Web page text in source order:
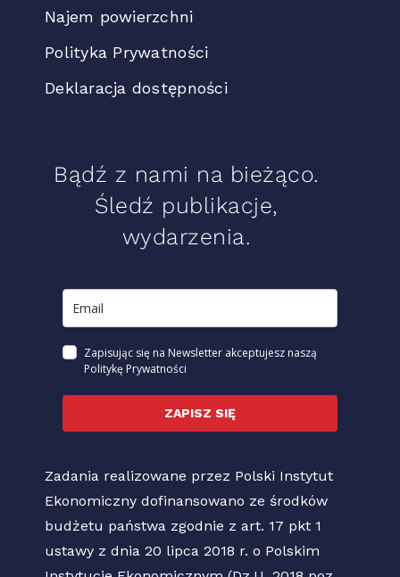
Najem powierzchni
Polityka Prywatności
Deklaracja dostępności
Bądź z nami na bieżąco.
Śledź publikacje,
wydarzenia.
Zapisując się na Newsletter akceptujesz naszą
Politykę Prywatności
ZAPISZ SIĘ
Zadania realizowane przez Polski Instytut
Ekonomiczny dofinansowano ze środków
budżetu państwa zgodnie z art. 17 pkt 1
ustawy z dnia 20 lipca 2018 r. o Polskim